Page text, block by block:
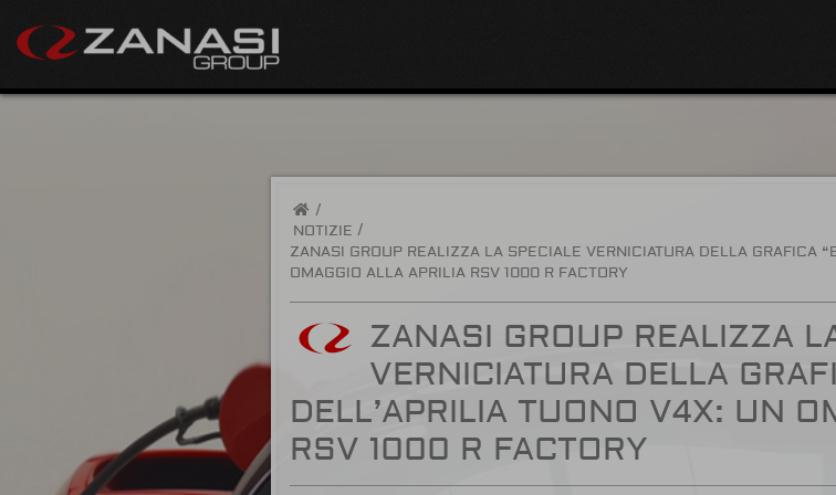
/
NOTIZIE
ZANASI GROUP REALIZZA LA SPECIALE VERNICIATURA DELLA GRAFICA
OMAGGIO ALLA APRILIA RSV 1000 R FACTORY
ZANASI GROUP REALIZZA
VERNICIATURA DELLA
DELL’APRILIA TUONO V4X: UN
RSV 1000 R FACTORY